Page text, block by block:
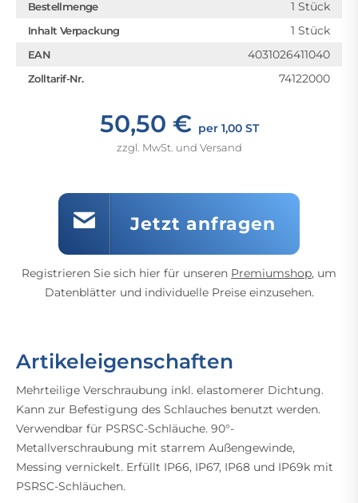
Bestellmenge 1 Stück
Inhalt Verpackung 1 Stück
EAN 4031026411040
Zolltarif-Nr. 74122000
50,50 € per 1,00 ST
zzgl. MwSt. und Versand
Jetzt anfragen
Registrieren Sie sich hier für unseren Premiumshop, um
Datenblätter und individuelle Preise einzusehen.
Artikeleigenschaften
Mehrteilige Verschraubung inkl. elastomerer Dichtung.
Kann zur Befestigung des Schlauches benutzt werden.
Verwendbar für PSRSC-Schläuche. 90°-
Metallverschraubung mit starrem Außengewinde,
Messing vernickelt. Erfüllt IP66, IP67, IP68 und IP69k mit
PSRSC-Schläuchen.